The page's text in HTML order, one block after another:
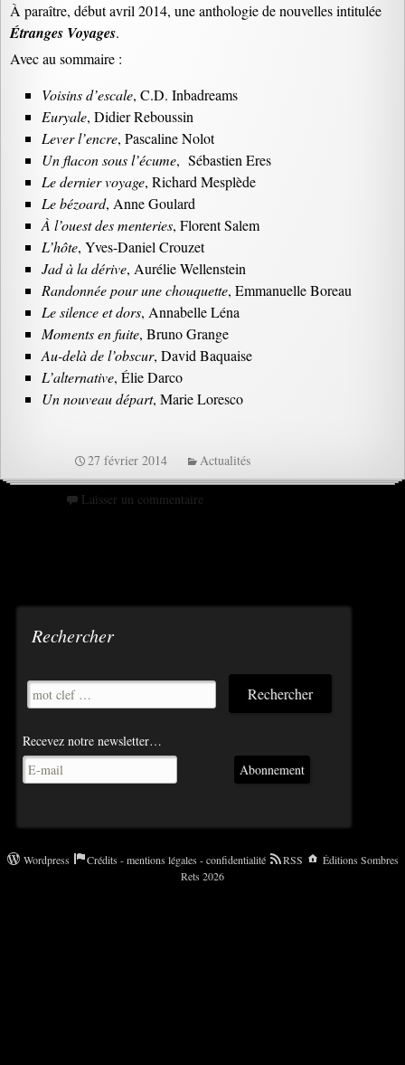
À paraître, début avril 2014, une anthologie de nouvelles intitulée
Étranges Voyages.
Avec au sommaire :
Voisins d’escale, C.D. Inbadreams
Euryale, Didier Reboussin
Lever l’encre, Pascaline Nolot
Un flacon sous l’écume, Sébastien Eres
Le dernier voyage, Richard Mesplède
Le bézoard, Anne Goulard
À l’ouest des menteries, Florent Salem
L’hôte, Yves-Daniel Crouzet
Jad à la dérive, Aurélie Wellenstein
Randonnée pour une chouquette, Emmanuelle Boreau
Le silence et dors, Annabelle Léna
Moments en fuite, Bruno Grange
Au-delà de l’obscur, David Baquaise
L’alternative, Élie Darco
Un nouveau départ, Marie Loresco
27 février 2014 Actualités
Laisser un commentaire
Rechercher
Recevez notre newsletter…
Abonnement
Wordpress Crédits - mentions légales - confidentialité RSS
Éditions Sombres
Rets 2026